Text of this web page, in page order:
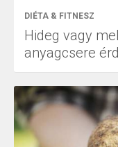
DIÉTA & FITNESZ
Hideg vagy
anyagcsere